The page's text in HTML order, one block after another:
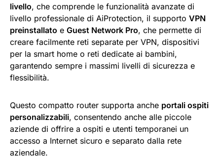
livello, che comprende le funzionalità avanzate di
livello professionale di AiProtection, il supporto VPN
preinstallato e Guest Network Pro, che permette di
creare facilmente reti separate per VPN, dispositivi
per la smart home o reti dedicate ai bambini,
garantendo sempre i massimi livelli di sicurezza e
flessibilità.
Questo compatto router supporta anche portali ospiti
personalizzabili, consentendo anche alle piccole
aziende di offrire a ospiti e utenti temporanei un
accesso a Internet sicuro e separato dalla rete
aziendale.